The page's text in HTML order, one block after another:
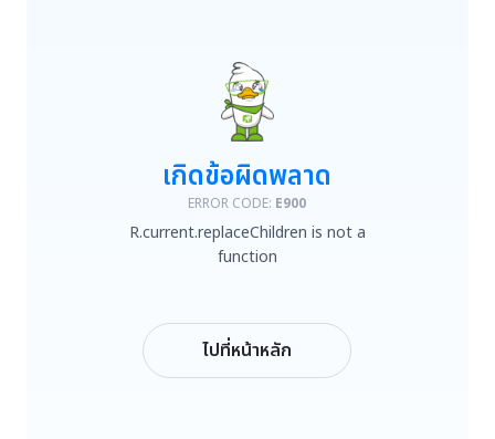
R.current.replaceChildren is not a function
เกิดข้อผิดพลาด
ERROR CODE: E900
R.current.replaceChildren is not a
function
ไปที่หน้าหลัก